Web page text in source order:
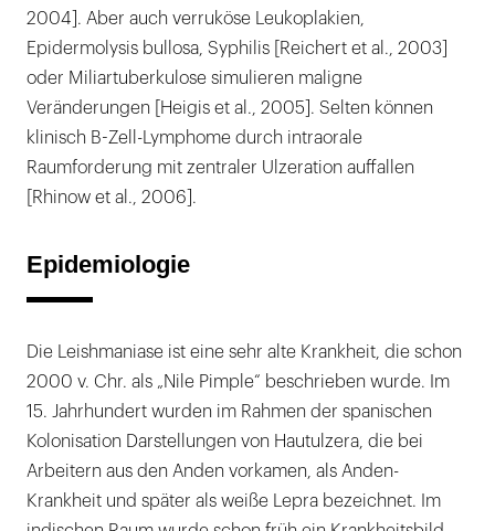
2004]. Aber auch verruköse Leukoplakien,
Epidermolysis bullosa, Syphilis [Reichert et al., 2003]
oder Miliartuberkulose simulieren maligne
Veränderungen [Heigis et al., 2005]. Selten können
klinisch B-Zell-Lymphome durch intraorale
Raumforderung mit zentraler Ulzeration auffallen
[Rhinow et al., 2006].
Epidemiologie
Die Leishmaniase ist eine sehr alte Krankheit, die schon
2000 v. Chr. als „Nile Pimple“ beschrieben wurde. Im
15. Jahrhundert wurden im Rahmen der spanischen
Kolonisation Darstellungen von Hautulzera, die bei
Arbeitern aus den Anden vorkamen, als Anden-
Krankheit und später als weiße Lepra bezeichnet. Im